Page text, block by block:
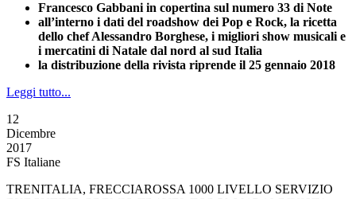
Francesco Gabbani in copertina sul numero 33 di Note
all’interno i dati del roadshow dei Pop e Rock, la ricetta
dello chef Alessandro Borghese, i migliori show musicali e
i mercatini di Natale dal nord al sud Italia
la distribuzione della rivista riprende il 25 gennaio 2018
Leggi tutto...
12
Dicembre
2017
FS Italiane
TRENITALIA, FRECCIAROSSA 1000 LIVELLO SERVIZIO